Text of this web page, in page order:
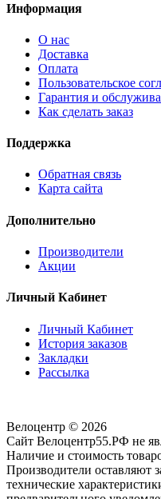
Информация
О нас
Доставка
Оплата
Пользовательское
Гарантия и
Как сделать заказ
Поддержка
Обратная связь
Карта сайта
Дополнительно
Производители
Акции
Личный Кабинет
Личный Кабинет
История заказов
Закладки
Рассылка
Велоцентр © 2026
Сайт Велоцентр55.РФ не
Наличие и стоимость
Производители оставляют
технические